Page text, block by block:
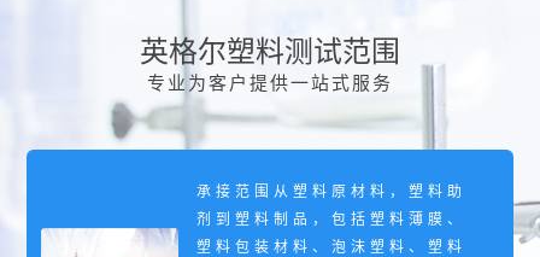
英格尔塑料测试范围
专业为客户提供一站式服务
承接范围从塑料原材料，塑料助
剂到塑料制品，包括塑料薄膜、
塑料包装材料、泡沫塑料、塑料